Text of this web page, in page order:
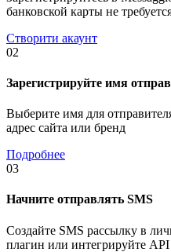
банковской карты не
Створити акаунт
02
Зарегистрируйте имя
Выберите имя для
адрес сайта или бренд
Подробнее
03
Начните отправлять SMS
Создайте SMS рассылку в
плагин или интегрируйте API